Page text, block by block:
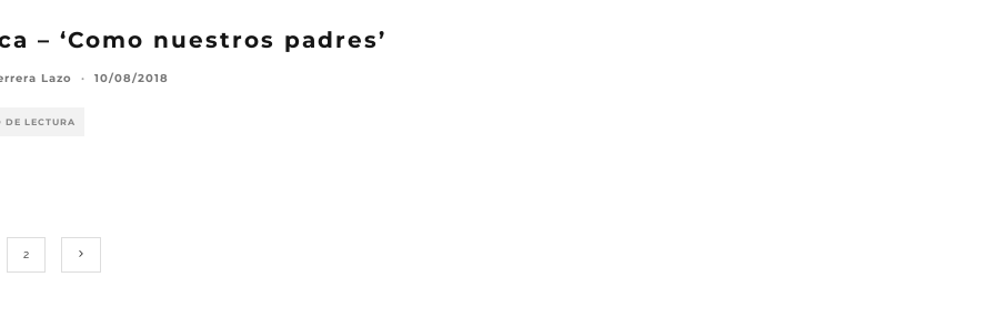
– ‘Como nuestros padres’
Lazo · 10/08/2018
DE LECTURA
2